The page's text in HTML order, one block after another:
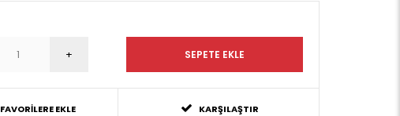
FAVORILERE EKLE KARŞILAŞTIR